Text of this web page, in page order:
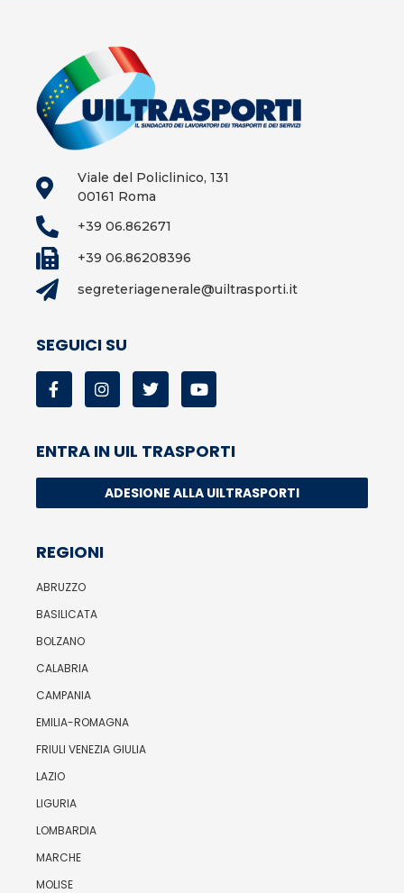
Viale del Policlinico, 131
00161 Roma
+39 06.862671
+39 06.86208396
segreteriagenerale@uiltrasporti.it
SEGUICI SU
ENTRA IN UIL TRASPORTI
ADESIONE ALLA UILTRASPORTI
REGIONI
ABRUZZO
BASILICATA
BOLZANO
CALABRIA
CAMPANIA
EMILIA-ROMAGNA
FRIULI VENEZIA GIULIA
LAZIO
LIGURIA
LOMBARDIA
MARCHE
MOLISE